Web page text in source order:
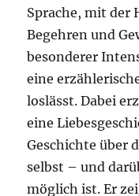
Sprache, mit der
Begehren und
besonderer
eine
loslässt. Dabei
eine
Geschichte über
selbst – und
möglich ist. Er